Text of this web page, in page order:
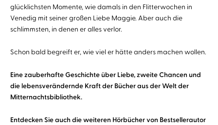
glücklichsten Momente, wie damals in den Flitterwochen in
Venedig mit seiner großen Liebe Maggie. Aber auch die
schlimmsten, in denen er alles verlor.
Schon bald begreift er, wie viel er hätte anders machen wollen.
Eine zauberhafte Geschichte über Liebe, zweite Chancen und
die lebensverändernde Kraft der Bücher aus der Welt der
Mitternachtsbibliothek.
Entdecken Sie auch die weiteren Hörbücher von Bestsellerautor